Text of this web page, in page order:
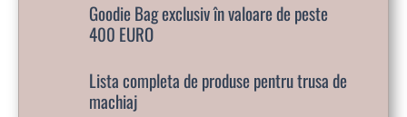
Goodie Bag exclusiv în valoare de peste
400 EURO
Lista completa de produse pentru trusa de
machiaj